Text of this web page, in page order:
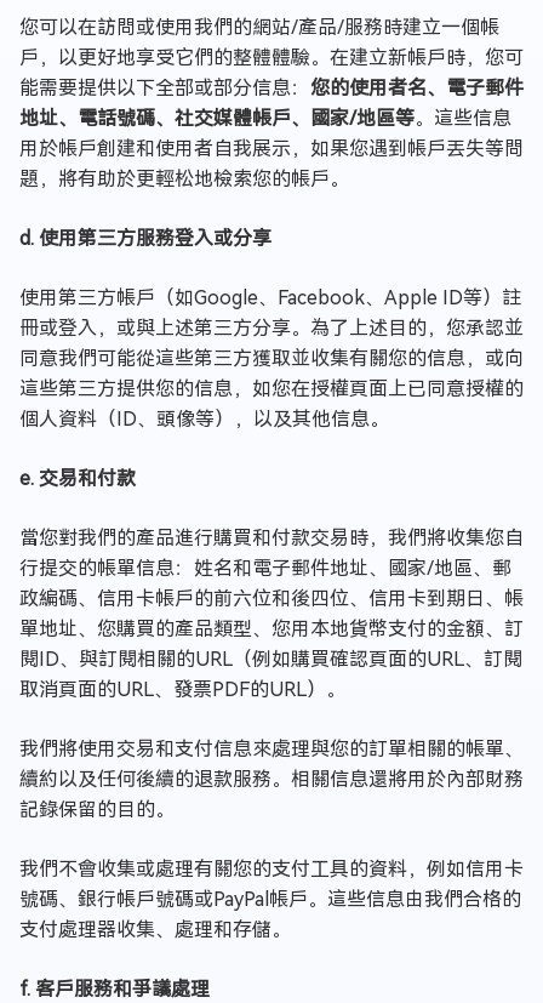
您可以在訪問或使用我們的網站/產品/服務時建立一個帳
戶，以更好地享受它們的整體體驗。在建立新帳戶時，您可
能需要提供以下全部或部分信息： 您的使用者名、電子郵件
地址、電話號碼、社交媒體帳戶、國家/地區等。這些信息
用於帳戶創建和使用者自我展示，如果您遇到帳戶丟失等問
題，將有助於更輕松地檢索您的帳戶。
d. 使用第三方服務登入或分享
使用第三方帳戶（如Google、Facebook、Apple ID等）註
冊或登入，或與上述第三方分享。為了上述目的，您承認並
同意我們可能從這些第三方獲取並收集有關您的信息，或向
這些第三方提供您的信息，如您在授權頁面上已同意授權的
個人資料（ID、頭像等），以及其他信息。
e. 交易和付款
當您對我們的產品進行購買和付款交易時，我們將收集您自
行提交的帳單信息：姓名和電子郵件地址、國家/地區、郵
政編碼、信用卡帳戶的前六位和後四位、信用卡到期日、帳
單地址、您購買的產品類型、您用本地貨幣支付的金額、訂
閱ID、與訂閱相關的URL（例如購買確認頁面的URL、訂閱
取消頁面的URL、發票PDF的URL）。
我們將使用交易和支付信息來處理與您的訂單相關的帳單、
續約以及任何後續的退款服務。相關信息還將用於內部財務
記錄保留的目的。
我們不會收集或處理有關您的支付工具的資料，例如信用卡
號碼、銀行帳戶號碼或PayPal帳戶。這些信息由我們合格的
支付處理器收集、處理和存儲。
f. 客戶服務和爭議處理